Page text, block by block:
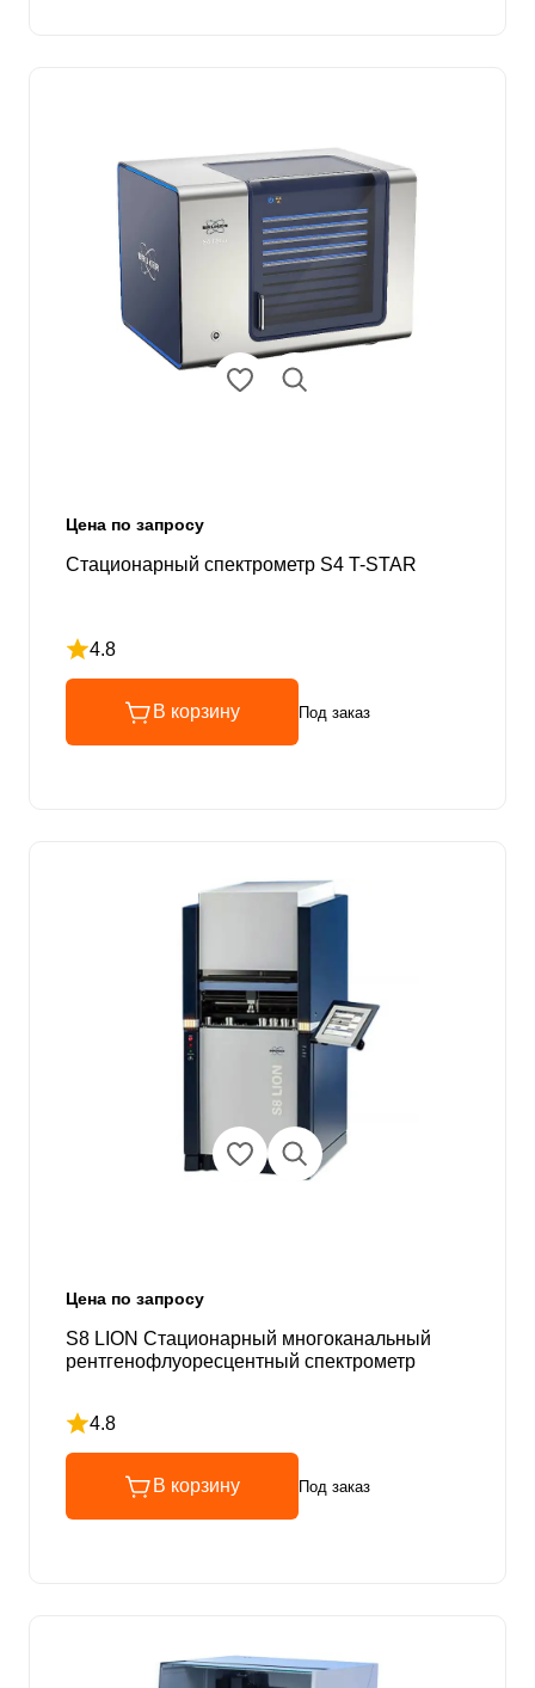
Цена по запросу
Стационарный спектрометр S4 T-STAR
4.8
Рейтинг 4.8 из 5
В корзину Под заказ
Цена по запросу
S8 LION Стационарный многоканальный
рентгенофлуоресцентный спектрометр
4.8
Рейтинг 4.8 из 5
В корзину Под заказ